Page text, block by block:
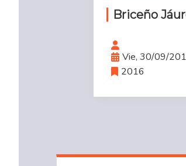
Briceño
Vie, 30/09/
2016